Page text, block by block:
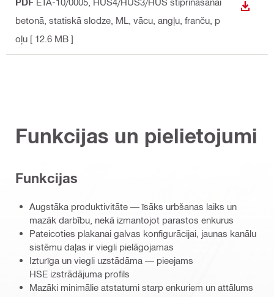
betonā, statiskā slodze, ML , vācu, angļu, franču, p
oļu [ 12.6 MB ]
Funkcijas un pielietojumi
Funkcijas
Augstāka produktivitāte — īsāks urbšanas laiks un
mazāk darbību, nekā izmantojot parastos enkurus
Pateicoties plakanai galvas konfigurācijai, jaunas kanālu
sistēmu daļas ir viegli pielāgojamas
Izturīga un viegli uzstādāma — pieejams
HSE izstrādājuma profils
Mazāki minimālie atstatumi starp enkuriem un attālums